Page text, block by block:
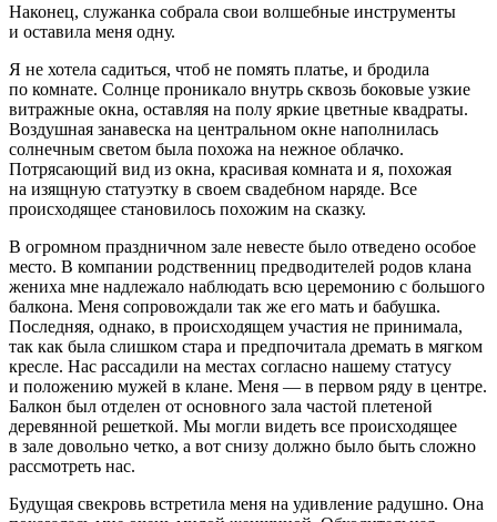
Наконец, служанка собрала свои волшебные инструменты
и оставила меня одну.
Я не хотела садиться, чтоб не помять платье, и бродила
по комнате. Солнце проникало внутрь сквозь боковые узкие
витражные окна, оставляя на полу яркие цветные квадраты.
Воздушная занавеска на центральном окне наполнилась
солнечным светом была похожа на нежное облачко.
Потрясающий вид из окна, красивая комната и я, похожая
на изящную статуэтку в своем свадебном наряде. Все
происходящее становилось похожим на сказку.
В огромном праздничном зале невесте было отведено особое
место. В компании родственниц предводителей родов клана
жениха мне надлежало наблюдать всю церемонию с большого
балкона. Меня сопровождали так же его мать и бабушка.
Последняя, однако, в происходящем участия не принимала,
так как была слишком стара и предпочитала дремать в мягком
кресле. Нас рассадили на местах согласно нашему статусу
и положению мужей в клане. Меня — в первом ряду в центре.
Балкон был отделен от основного зала частой плетеной
деревянной решеткой. Мы могли видеть все происходящее
в зале довольно четко, а вот снизу должно было быть сложно
рассмотреть нас.
Будущая свекровь встретила меня на удивление радушно. Она